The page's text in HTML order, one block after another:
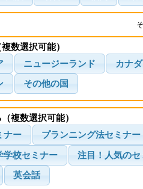
数選択可能）
ニュージーランド カナダ
その他の国
複数選択可能）
ナー プランニング法セミナー
学校セミナー 注目！人気のセ
英会話